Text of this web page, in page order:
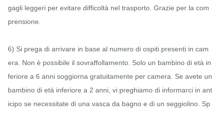
gagli leggeri per evitare difficoltà nel trasporto. Grazie per la com
prensione.
6) Si prega di arrivare in base al numero di ospiti presenti in cam
era. Non è possibile il sovraffollamento. Solo un bambino di età in
feriore a 6 anni soggiorna gratuitamente per camera. Se avete un
bambino di età inferiore a 2 anni, vi preghiamo di informarci in ant
icipo se necessitate di una vasca da bagno e di un seggiolino. Sp